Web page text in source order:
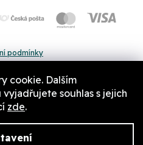
cookie. Dalším
souhlas s jejich
zde.
podmínky
cookies